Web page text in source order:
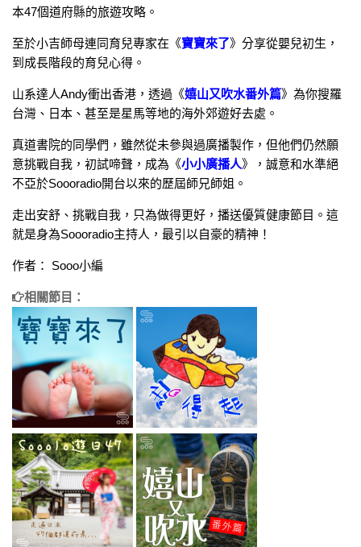
本47個道府縣的旅遊攻略。
至於小吉師母連同育兒專家在《寶寶來了》分享從嬰兒初生，
到成長階段的育兒心得。
山系達人Andy衝出香港，透過《嬉山又吹水番外篇》為你搜羅
台灣、日本、甚至是星馬等地的海外郊遊好去處。
真道書院的同學們，雖然從未參與過廣播製作，但他們仍然願
意挑戰自我，初試啼聲，成為《小小廣播人》，誠意和水準絕
不亞於Soooradio開台以來的歷屆師兄師姐。
走出安舒、挑戰自我，只為做得更好，播送優質健康節目。這
就是身為Soooradio主持人，最引以自豪的精神！
作者： Sooo小編
相關節目：